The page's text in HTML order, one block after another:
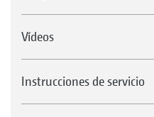
Vídeos
Instrucciones de servicio